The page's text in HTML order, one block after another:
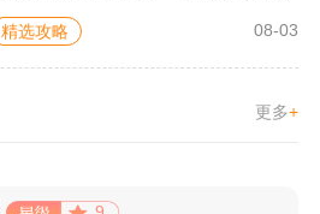
精选攻略 08-03
更多+